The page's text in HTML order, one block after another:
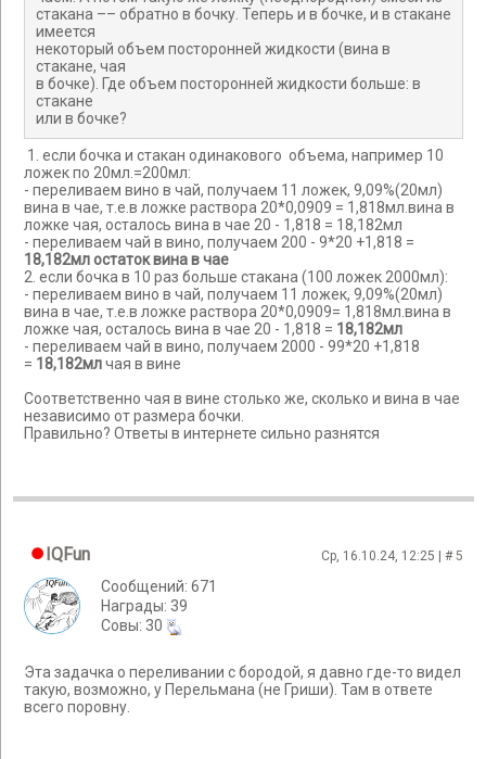
стакана –– обратно в бочку. Теперь и в бочке, и в стакане
имеется
некоторый объем посторонней жидкости (вина в
стакане, чая
в бочке). Где объем посторонней жидкости больше: в
стакане
или в бочке?
1. если бочка и стакан одинакового объема, например 10
ложек по 20мл.=200мл:
- переливаем вино в чай, получаем 11 ложек, 9,09%(20мл)
вина в чае, т.е.в ложке раствора 20*0,0909 = 1,818мл.вина в
ложке чая, осталось вина в чае 20 - 1,818 = 18,182мл
- переливаем чай в вино, получаем 200 - 9*20 +1,818 =
18,182мл остаток вина в чае
2. если бочка в 10 раз больше стакана (100 ложек 2000мл):
- переливаем вино в чай, получаем 11 ложек, 9,09%(20мл)
вина в чае, т.е.в ложке раствора 20*0,0909= 1,818мл.вина в
ложке чая, осталось вина в чае 20 - 1,818 = 18,182мл
- переливаем чай в вино, получаем 2000 - 99*20 +1,818
= 18,182млчая в вине
Соответственно чая в вине столько же, сколько и вина в чае
независимо от размера бочки.
Правильно? Ответы в интернете сильно разнятся
IQFun Ср, 16.10.24, 12:25 | #5
Сообщений: 671
Награды: 39
Cовы: 30
Эта задачка о переливании с бородой, я давно где-то видел
такую, возможно, у Перельмана (не Гриши). Там в ответе
всего поровну.